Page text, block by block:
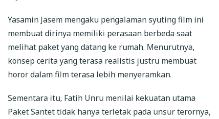
Yasamin Jasem mengaku pengalaman syuting film ini
membuat dirinya memiliki perasaan berbeda saat
melihat paket yang datang ke rumah. Menurutnya,
konsep cerita yang terasa realistis justru membuat
horor dalam film terasa lebih menyeramkan.
Sementara itu, Fatih Unru menilai kekuatan utama
Paket Santet tidak hanya terletak pada unsur terornya,